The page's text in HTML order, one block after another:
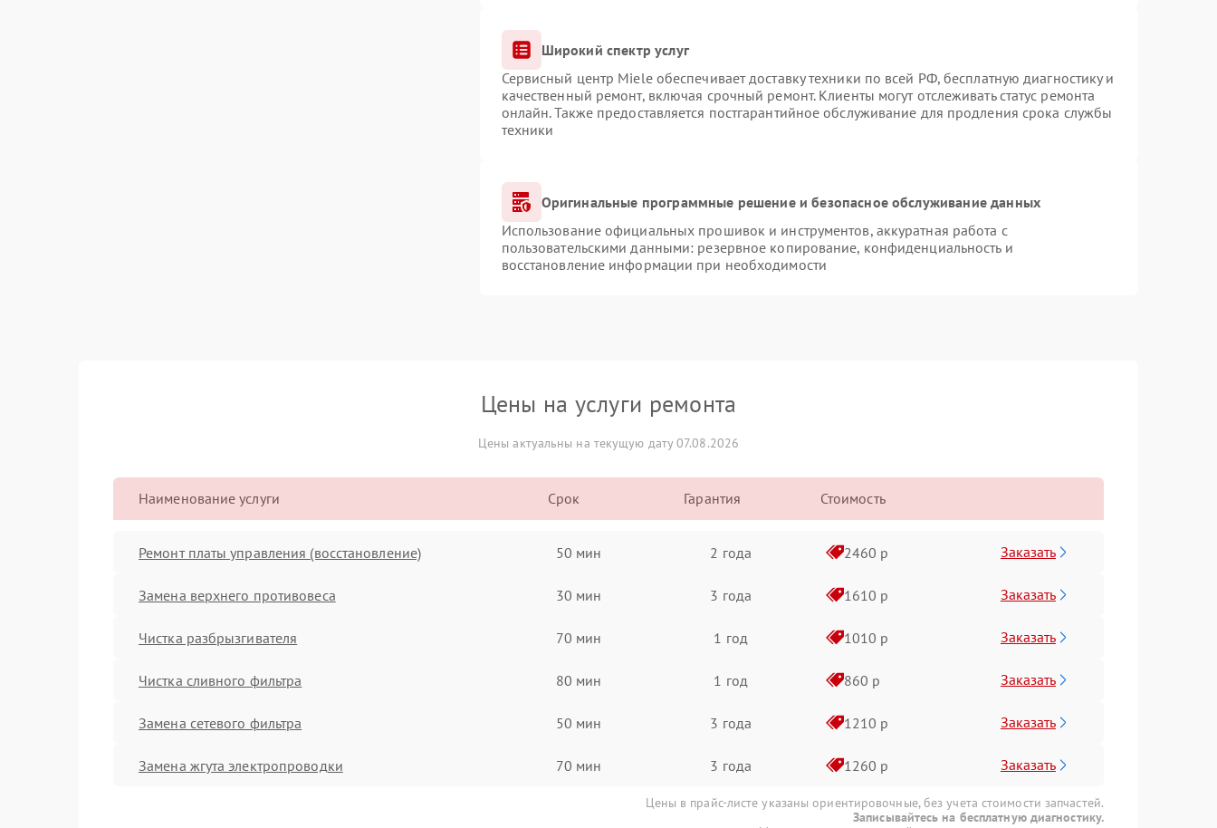
Широкий спектр услуг
Сервисный центр Miele обеспечивает доставку техники по всей РФ, бесплатную диагностику и
качественный ремонт, включая срочный ремонт. Клиенты могут отслеживать статус ремонта
онлайн. Также предоставляется постгарантийное обслуживание для продления срока службы
техники
Оригинальные программные решение и безопасное обслуживание данных
Использование официальных прошивок и инструментов, аккуратная работа с
пользовательскими данными: резервное копирование, конфиденциальность и
восстановление информации при необходимости
Цены на услуги ремонта
Цены актуальны на текущую дату 07.08.2026
Наименование услуги Срок Гарантия Стоимость
Ремонт платы управления (восстановление) 50 мин 2 года 2460 р Заказать
Замена верхнего противовеса 30 мин 3 года 1610 р Заказать
Чистка разбрызгивателя 70 мин 1 год 1010 р Заказать
Чистка сливного фильтра 80 мин 1 год 860 р Заказать
Замена сетевого фильтра 50 мин 3 года 1210 р Заказать
Замена жгута электропроводки 70 мин 3 года 1260 р Заказать
Цены в прайс-листе указаны ориентировочные, без учета стоимости запчастей.
Записывайтесь на бесплатную диагностику.